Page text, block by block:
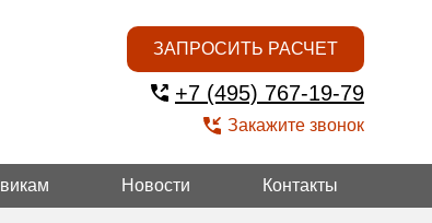
ЗАПРОСИТЬ РАСЧЕТ
+7 (495) 767-19-79
Закажите звонок
Новости Контакты